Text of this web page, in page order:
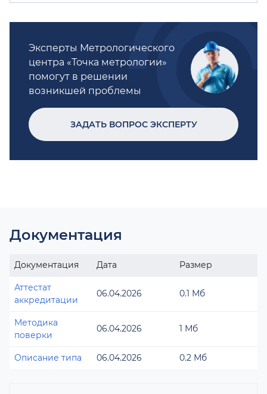
Эксперты Метрологического
центра «Точка метрологии»
помогут в решении
возникшей проблемы
ЗАДАТЬ ВОПРОС ЭКСПЕРТУ
Документация
Документация Дата Размер
Аттестат
аккредитации
06.04.2026 0.1 Мб
Методика
поверки
06.04.2026 1 Мб
Описание типа 06.04.2026 0.2 Мб